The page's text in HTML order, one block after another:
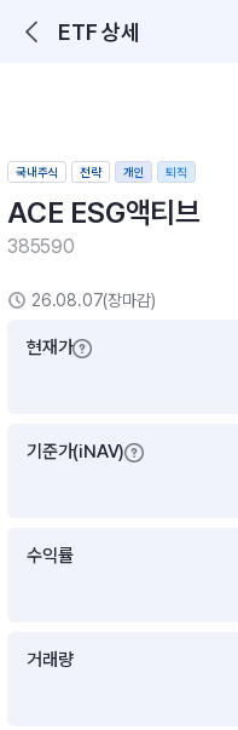
ETF 상세
국내주식 전략 개인 퇴직
ACE ESG액티브
385590
26.08.07(장마감)
현재가
기준가(iNAV)
수익률
거래량
추천 메뉴
ETF 랭킹
포트래빗
증여 솔루션
ETF 비교
ETF 랭킹